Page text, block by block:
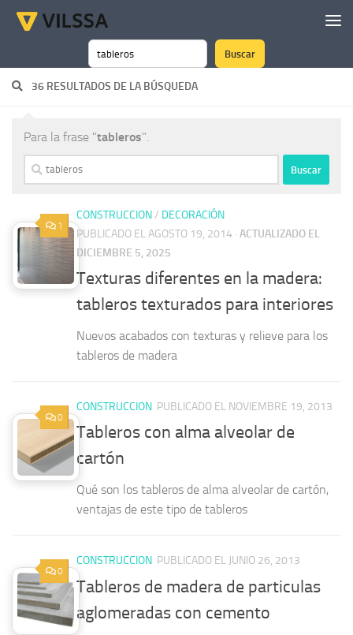
Saltar al contenido
Buscar
Buscar
36 RESULTADOS DE LA BÚSQUEDA
Para la frase "tableros".
Buscar:
1
CONSTRUCCION/ DECORACIÓN
PUBLICADO EL AGOSTO 19, 2014 · ACTUALIZADO EL
DICIEMBRE 5, 2025
Texturas diferentes en la madera:
tableros texturados para interiores
Nuevos acabados con texturas y relieve para los
tableros de madera
0
CONSTRUCCION PUBLICADO EL NOVIEMBRE 19, 2013
Tableros con alma alveolar de
cartón
Qué son los tableros de alma alveolar de cartón,
ventajas de este tipo de tableros
0
CONSTRUCCION PUBLICADO EL JUNIO 26, 2013
Tableros de madera de particulas
aglomeradas con cemento